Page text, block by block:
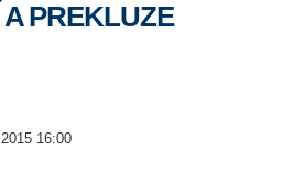
PREKLUZE
16:00